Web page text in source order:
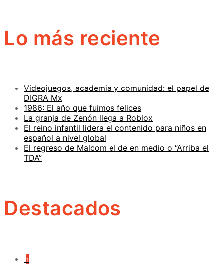
Lo más reciente
Videojuegos, academia y comunidad: el papel de
DIGRA Mx
1986: El año que fuimos felices
La granja de Zenón llega a Roblox
El reino infantil lidera el contenido para niños en
español a nivel global
El regreso de Malcom el de en medio o “Arriba el
TDA”
Destacados
1